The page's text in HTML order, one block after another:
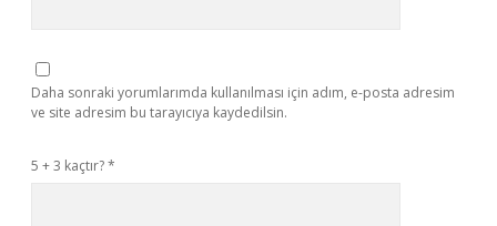
Daha sonraki yorumlarımda kullanılması için adım, e-posta adresim
ve site adresim bu tarayıcıya kaydedilsin.
5 + 3 kaçtır?*